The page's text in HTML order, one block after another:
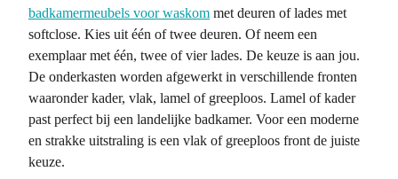
badkamermeubels voor waskom met deuren of lades met
softclose. Kies uit één of twee deuren. Of neem een
exemplaar met één, twee of vier lades. De keuze is aan jou.
De onderkasten worden afgewerkt in verschillende fronten
waaronder kader, vlak, lamel of greeploos. Lamel of kader
past perfect bij een landelijke badkamer. Voor een moderne
en strakke uitstraling is een vlak of greeploos front de juiste
keuze.